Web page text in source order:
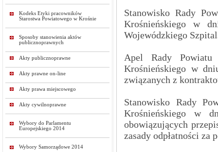
Kodeks Etyki pracowników
Starostwa Powiatowego w Krośnie
Sposoby stanowienia aktów
publicznoprawnych
Akty publicznoprawne
Akty prawne on-line
Akty prawa miejscowego
Akty cywilnoprawne
Wybory do Parlamentu
Europejskiego 2014
Wybory Samorządowe 2014
Stanowisko Rady
Krośnieńskiego w
Wojewódzkiego
Apel Rady
Krośnieńskiego w
związanych z
Stanowisko Rady
Krośnieńskiego w
obowiązujących
zasady odpłatności za